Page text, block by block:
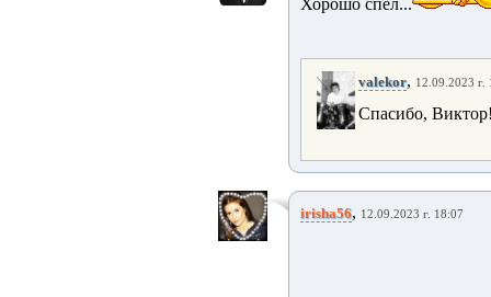
Хорошо спел...
valekor, 12.09.2023 г.
Спасибо,
irisha56, 12.09.2023 г. 18:07